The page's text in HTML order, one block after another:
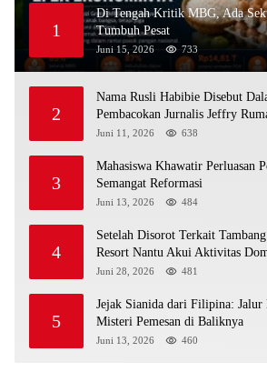
1
Di Tengah Kritik MBG, Ada
Tumbuh Pesat
Juni 15, 2026 733
2
Nama Rusli Habibie Disebut
Pembacokan Jurnalis Jeffry
Juni 11, 2026 638
3
Mahasiswa Khawatir Perluasan
Semangat Reformasi
Juni 13, 2026 484
4
Setelah Disorot Terkait
Resort Nantu Akui Aktivitas
Kawasan Konservasi
Juni 28, 2026 481
5
Jejak Sianida dari Filipina: Jalur
Misteri Pemesan di Baliknya
Juni 13, 2026 460